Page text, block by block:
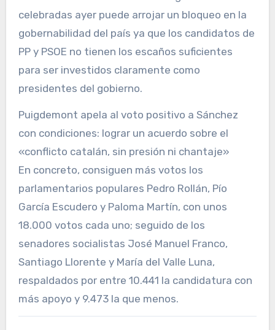
Puigdemont apela al voto positivo a Sánchez
con condiciones: lograr un acuerdo sobre el
«conflicto catalán, sin presión ni chantaje»
En concreto, consiguen más votos los
parlamentarios populares Pedro Rollán, Pío
García Escudero y Paloma Martín, con unos
18.000 votos cada uno; seguido de los
senadores socialistas José Manuel Franco,
Santiago Llorente y María del Valle Luna,
respaldados por entre 10.441 la candidatura con
más apoyo y 9.473 la que menos.